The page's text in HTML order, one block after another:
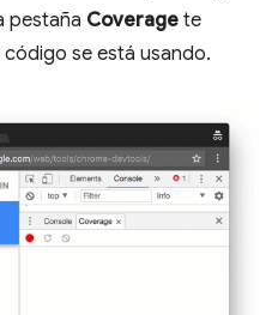
pestaña Coverage te
se está usando.